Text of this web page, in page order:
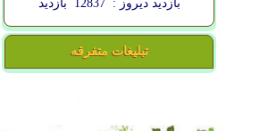
بازدید دیروز : 12837 بازدید
تبلیغات متفرقه